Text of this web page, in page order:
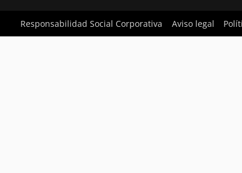
Responsabilidad Social Corporativa Aviso legal